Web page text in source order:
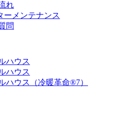
れ
ーメンテナンス
問
ハウス
ハウス
ハウス（冷暖革命®︎7）